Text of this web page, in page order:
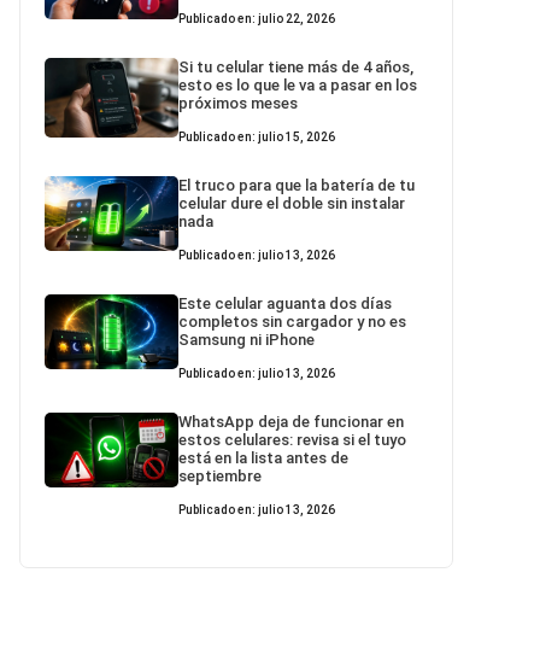
Publicado en: julio 22, 2026
Si tu celular tiene más de 4 años,
esto es lo que le va a pasar en los
próximos meses
Publicado en: julio 15, 2026
El truco para que la batería de tu
celular dure el doble sin instalar
nada
Publicado en: julio 13, 2026
Este celular aguanta dos días
completos sin cargador y no es
Samsung ni iPhone
Publicado en: julio 13, 2026
WhatsApp deja de funcionar en
estos celulares: revisa si el tuyo
está en la lista antes de
septiembre
Publicado en: julio 13, 2026